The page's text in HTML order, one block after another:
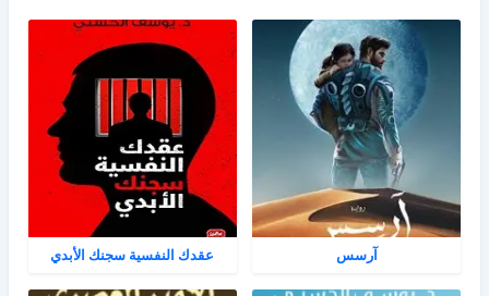
آرسس عقدك النفسية سجنك الأبدي